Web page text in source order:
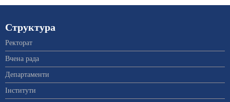
Структура
Ректорат
Вчена рада
Департаменти
Інститути